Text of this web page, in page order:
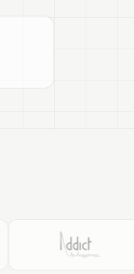
Addict.re